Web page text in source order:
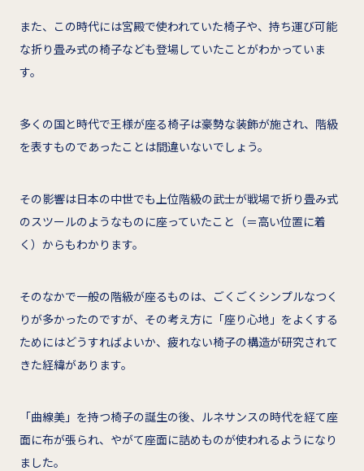
また、この時代には宮殿で使われていた椅子や、持ち運び可能
な折り畳み式の椅子なども登場していたことがわかっていま
す。
多くの国と時代で王様が座る椅子は豪勢な装飾が施され、階級
を表すものであったことは間違いないでしょう。
その影響は日本の中世でも上位階級の武士が戦場で折り畳み式
のスツールのようなものに座っていたこと（＝高い位置に着
く）からもわかります。
そのなかで一般の階級が座るものは、ごくごくシンプルなつく
りが多かったのですが、その考え方に「座り心地」をよくする
ためにはどうすればよいか、疲れない椅子の構造が研究されて
きた経緯があります。
「曲線美」を持つ椅子の誕生の後、ルネサンスの時代を経て座
面に布が張られ、やがて座面に詰めものが使われるようになり
ました。